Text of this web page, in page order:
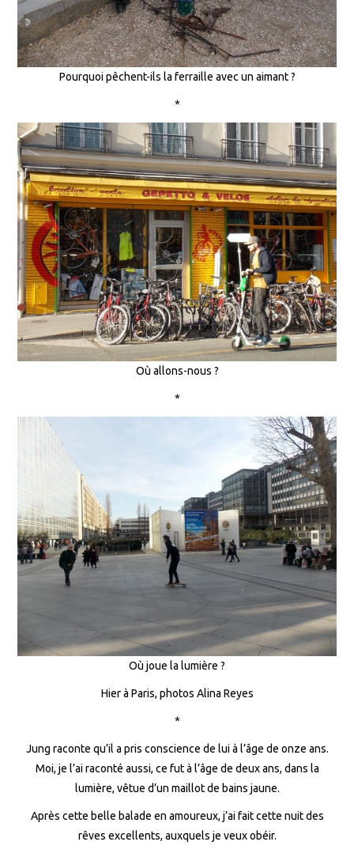
Pourquoi pêchent-ils la ferraille avec un aimant ?
*
Où allons-nous ?
*
Où joue la lumière ?
Hier à Paris, photos Alina Reyes
*
Jung raconte qu’il a pris conscience de lui à l’âge de onze ans.
Moi, je l’ai raconté aussi, ce fut à l’âge de deux ans, dans la
lumière, vêtue d’un maillot de bains jaune.
Après cette belle balade en amoureux, j’ai fait cette nuit des
rêves excellents, auxquels je veux obéir.